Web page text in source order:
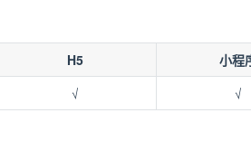
H5
小程
√ √